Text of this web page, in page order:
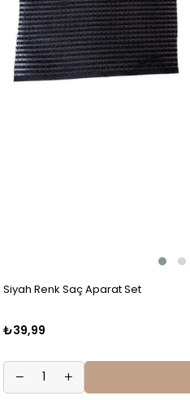
Siyah Renk Saç Aparat Set
₺39,99